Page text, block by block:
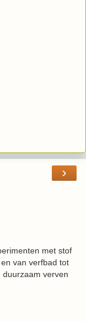
›
met stof
van verfbad tot
duurzaam verven